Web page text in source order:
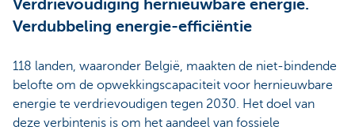
Verdrievoudiging hernieuwbare energie.
Verdubbeling energie-efficiëntie
118 landen, waaronder België, maakten de niet-bindende
belofte om de opwekkingscapaciteit voor hernieuwbare
energie te verdrievoudigen tegen 2030. Het doel van
deze verbintenis is om het aandeel van fossiele